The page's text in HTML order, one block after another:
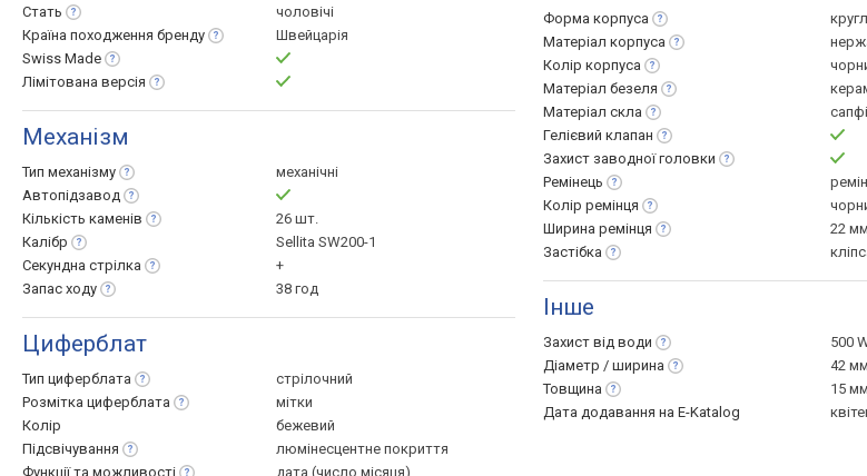
Стать
чоловічі
Країна походження бренду
Швейцарія
Swiss Made
Лімітована версія
Механізм
Тип механізму
механічні
Автопідзавод
Кількість каменів
26 шт.
Калібр
Sellita SW200-1
Секундна стрілка
+
Запас ходу 38 год
Циферблат
Тип циферблата
стрілочний
Розмітка циферблата
мітки
Колір
бежевий
Підсвічування
люмінесцентне покриття
Функції та можливості дата (число місяця)
Форма корпуса
Матеріал корпуса
Колір корпуса
Матеріал безеля
Матеріал скла
Гелієвий клапан
Захист заводноїголовки
Ремінець
Колір ремінця
Ширина ремінця
22 мм
Застібка
Інше
Захист від води
500
Діаметр / ширина
42 мм
Товщина
15 мм
Дата додавання на E-Katalog